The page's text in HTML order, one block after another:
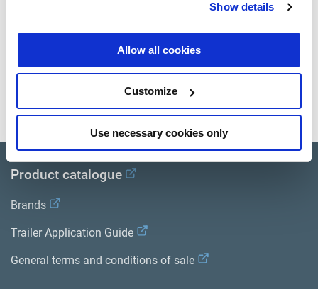
Show details
Allow all cookies
Customize
Use necessary cookies only
Consultez toutes les publications connexes dans notre
Bibliothèque de documentation sur les produits
Product catalogue
Brands
Trailer Application Guide
General terms and conditions of sale